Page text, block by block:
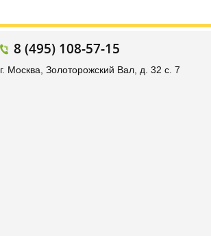
8 (495) 108-57-15
г. Москва, Золоторожский Вал, д. 32 с. 7